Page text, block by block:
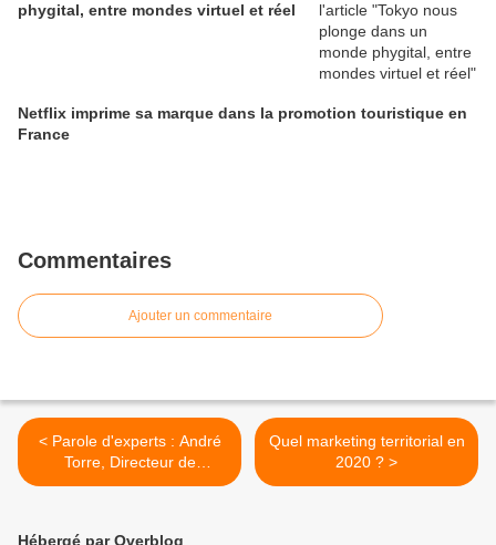
phygital, entre mondes virtuel et réel
Netflix imprime sa marque dans la promotion touristique en
France
Commentaires
Ajouter un commentaire
< Parole d'experts : André
Torre, Directeur de
recherche à l'INRA
Quel marketing territorial en
2020 ? >
Hébergé par Overblog